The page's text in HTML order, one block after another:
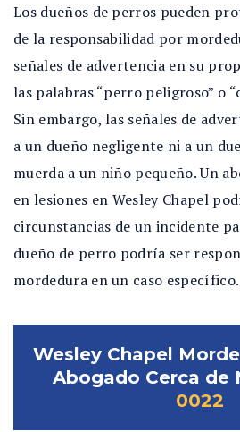
Los dueños de perros pueden
de la responsabilidad por
señales de advertencia en su
las palabras “perro peligroso” o
Sin embargo, las señales de
a un dueño negligente ni a un
muerda a un niño pequeño. Un
en lesiones en Wesley Chapel
circunstancias de un incidente
dueño de perro podría ser
mordedura en un caso específico.
Wesley Chapel
Abogado Cerca de
0022